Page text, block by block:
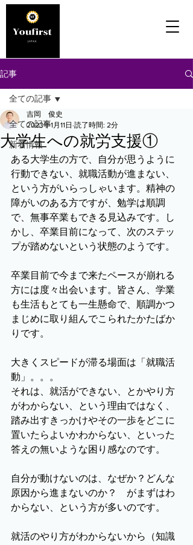
記事
全ての記事
新着情報
全ての記事
大学生への就労支援①
吉岡 俊史
2023年1月11日 読了時間: 2分
ある大学生の方で、自分が思うように
行動できない、就職活動が進まない、
という方がいらっしゃいます。精神の
障がいのある方ですが、勉学は順調
で、無事卒業もできる見込みです。し
かし、卒業目前になって、次のステッ
プが踏めないという状態のようです。
卒業目前で今まで来たペースが崩れる
方には度々出会います。皆さん、学業
も生活もとても一生懸命で、順調かつ
まじめに取り組んでこられたかたばか
りです。
大きくスピードが滞る場面は「就職活
動」。。。
それは、就活ができない、とかやり方
がわからない、という理由ではなく、
踏み出すきっかけやその一歩をどこに
置いたらよいかわからない、といった
答えの無いような困り感なのです。
自分が動けないのは、なぜか？どんな
原因から進まないのか？　がまずはわ
からない、という方が多いのです。
就活のやり方がわからないから（知識